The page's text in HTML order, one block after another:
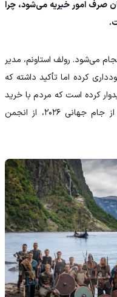
صرف امور خیریه می‌شود، چرا
می‌شود. رولف استاونم، مدیر
کرده اما تأکید داشته که
کرده است که مردم با خرید
این اثر هنری، علاوه بر ثبت یک یادگاری از جام جهانی ۲۰۲۶، از انجمن